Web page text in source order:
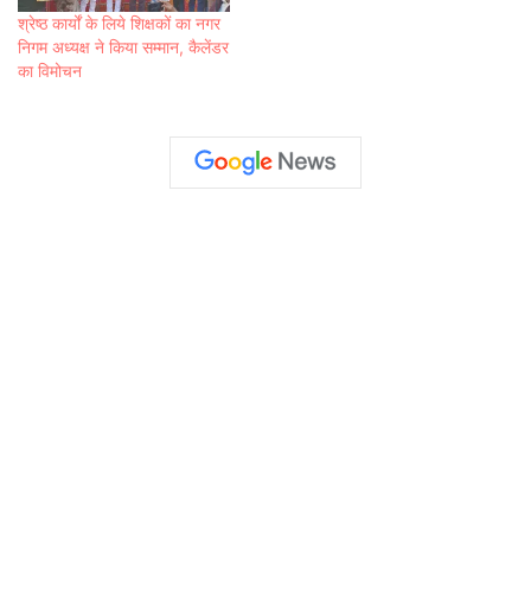
श्रेष्ठ कार्यों के लिये शिक्षकों का नगर
निगम अध्यक्ष ने किया सम्मान, कैलेंडर
का विमोचन